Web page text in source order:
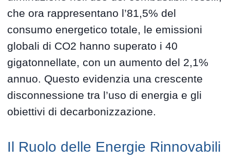
che ora rappresentano l’81,5% del
consumo energetico totale, le emissioni
globali di CO2 hanno superato i 40
gigatonnellate, con un aumento del 2,1%
annuo. Questo evidenzia una crescente
disconnessione tra l’uso di energia e gli
obiettivi di decarbonizzazione.
Il Ruolo delle Energie Rinnovabili